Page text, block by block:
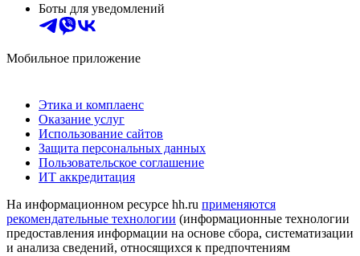
Боты для уведомлений
Мобильное приложение
Этика и комплаенс
Оказание услуг
Использование сайтов
Защита персональных данных
Пользовательское соглашение
ИТ аккредитация
На информационном ресурсе hh.ru применяются
рекомендательные технологии (информационные технологии
предоставления информации на основе сбора, систематизации
и анализа сведений, относящихся к предпочтениям